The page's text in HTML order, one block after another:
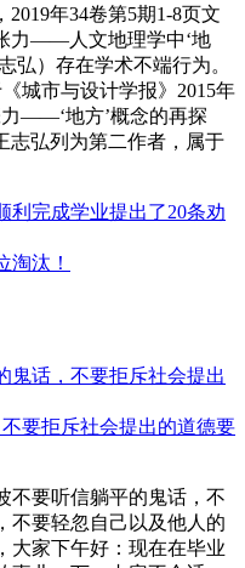
年34卷第5期1-8页文
力——人文地理学中‘地
弘）存在学术不端行为。
城市与设计学报》2015年
——‘地方’概念的再探
志弘列为第二作者，属于
利完成学业提出了20条劝
淘汰！
要拒斥社会提出的道德要
不要听信躺平的鬼话，不
不要轻忽自己以及他人的
大家下午好：现在在毕业